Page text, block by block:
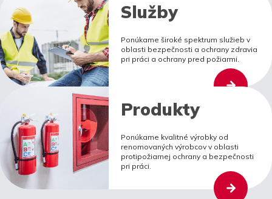
Služby
Ponúkame široké spektrum služieb v
oblasti bezpečnosti a ochrany zdravia
pri práci a ochrany pred požiarmi.
Produkty
Ponúkame kvalitné výrobky od
renomovaných výrobcov v oblasti
protipožiarnej ochrany a bezpečnosti
pri práci.